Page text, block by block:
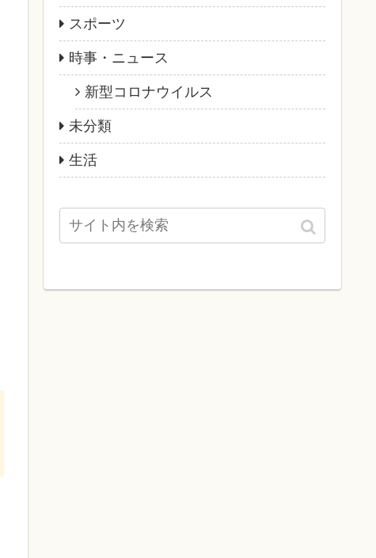
スポーツ
時事・ニュース
新型コロナウイルス
未分類
生活